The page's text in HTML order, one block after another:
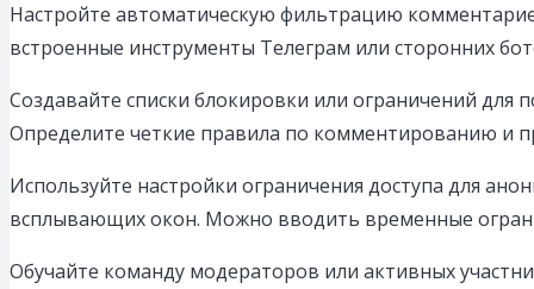
Настройте автоматическую фильтрацию
встроенные инструменты Телеграм или сторонних
Создавайте списки блокировки или ограничений
Определите четкие правила по комментированию и
Используйте настройки ограничения доступа для
всплывающих окон. Можно вводить временные
Обучайте команду модераторов или активных